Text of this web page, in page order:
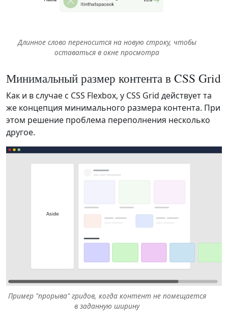
Длинное слово переносится на новую строку, чтобы
оставаться в окне просмотра
Минимальный размер контента в CSS Grid
Как и в случае с CSS Flexbox, у CSS Grid действует та
же концепция минимального размера контента. При
этом решение проблема переполнения несколько
другое.
Пример "прорыва" гридов, когда контент не помещается
в заданную ширину